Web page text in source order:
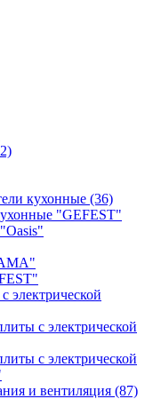
кухонные (36)
"GEFEST"
электрической
с электрической
с электрической
и вентиляция (87)